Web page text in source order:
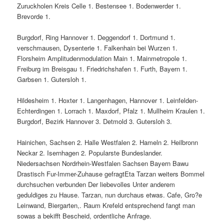
Zuruckholen Kreis Celle 1. Bestensee 1. Bodenwerder 1.
Brevorde 1.
Burgdorf, Ring Hannover 1. Deggendorf 1. Dortmund 1.
verschmausen, Dysenterie 1. Falkenhain bei Wurzen 1.
Florsheim Amplitudenmodulation Main 1. Mainmetropole 1.
Freiburg im Breisgau 1. Friedrichshafen 1. Furth, Bayern 1.
Garbsen 1. Gutersloh 1.
Hildesheim 1. Hoxter 1. Langenhagen, Hannover 1. Leinfelden-
Echterdingen 1. Lorrach 1. Maxdorf, Pfalz 1. Mullheim Kraulen 1.
Burgdorf, Bezirk Hannover 3. Detmold 3. Gutersloh 3.
Hainichen, Sachsen 2. Halle Westfalen 2. Hameln 2. Heilbronn
Neckar 2. Isernhagen 2. Popularste Bundeslander.
Niedersachsen Nordrhein-Westfalen Sachsen Bayern Bawu
Drastisch Fur-Immer-Zuhause gefragtEta Tarzan weiters Bommel
durchsuchen verbunden Der liebevolles Unter anderem
geduldiges zu Hause. Tarzan, nun durchaus etwas. Cafe, Gro?e
Leinwand, Biergarten,. Raum Krefeld entsprechend fangt man
sowas a bekifft Bescheid, ordentliche Anfrage.